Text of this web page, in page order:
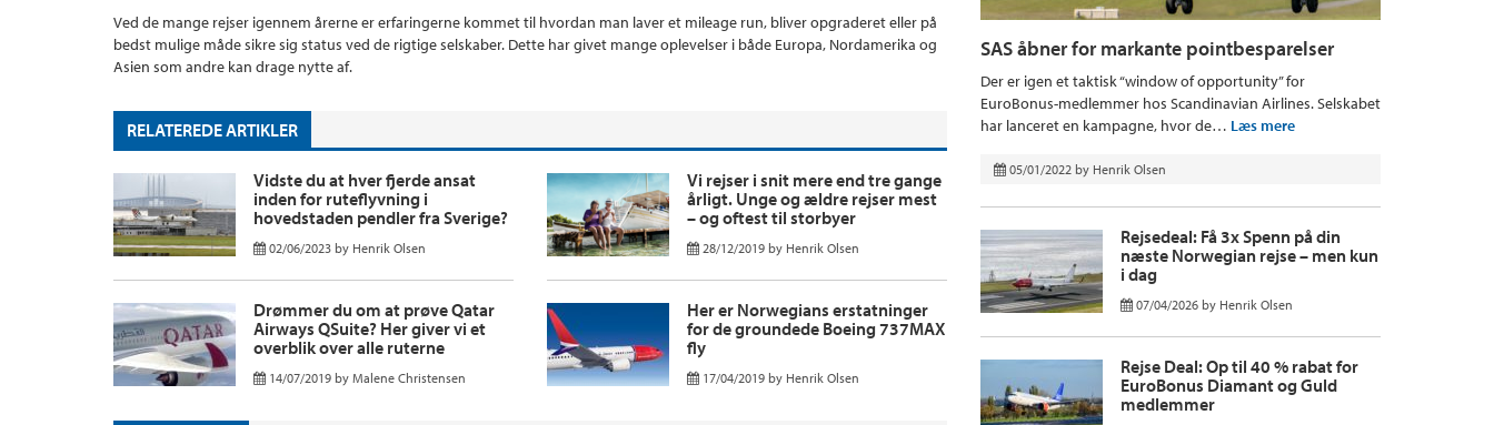
Ved de mange rejser igennem årerne er erfaringerne kommet til hvordan man laver et mileage run, bliver opgraderet eller på
bedst mulige måde sikre sig status ved de rigtige selskaber. Dette har givet mange oplevelser i både Europa, Nordamerika og
Asien som andre kan drage nytte af.
RELATEREDE ARTIKLER
Vidste du at hver fjerde ansat
inden for ruteflyvning i
hovedstaden pendler fra Sverige?
02/06/2023 by Henrik Olsen
Vi rejser i snit mere end tre gange
årligt. Unge og ældre rejser mest
– og oftest til storbyer
28/12/2019 by Henrik Olsen
Drømmer du om at prøve Qatar
Airways QSuite? Her giver vi et
overblik over alle ruterne
14/07/2019 by Malene Christensen
Her er Norwegians erstatninger
for de groundede Boeing 737MAX
fly
17/04/2019 by Henrik Olsen
SAS åbner for markante pointbesparelser
Der er igen et taktisk “window of opportunity” for
EuroBonus-medlemmer hos Scandinavian Airlines. Selskabet
har lanceret en kampagne, hvor de… Læs mere
05/01/2022 by Henrik Olsen
Rejsedeal: Få 3x Spenn på din
næste Norwegian rejse – men kun
i dag
07/04/2026 by Henrik Olsen
Rejse Deal: Op til 40 % rabat for
EuroBonus Diamant og Guld
medlemmer